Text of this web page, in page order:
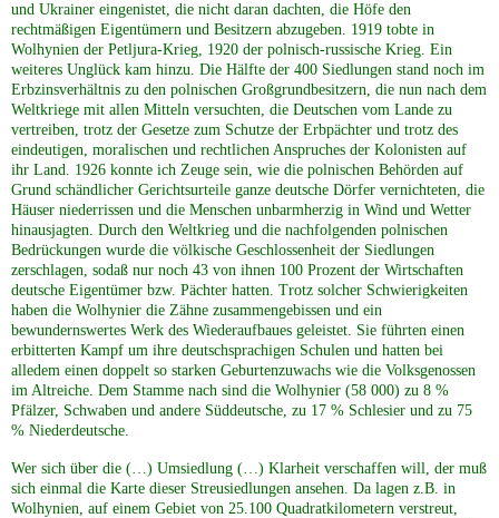
LWW Weichsel Warthe
Heimat GALIZIEN
UKRAINE
CHOLMERLAND
Heimat PFALZ
späte Kriegsfolgen
G&auml;stebuch (3)
Kontakt (4)
und Ukrainer eingenistet, die nicht daran dachten, die Höfe den
rechtmäßigen Eigentümern und Besitzern abzugeben. 1919 tobte in
Wolhynien der Petljura-Krieg, 1920 der polnisch-russische Krieg. Ein
weiteres Unglück kam hinzu. Die Hälfte der 400 Siedlungen stand noch im
Erbzinsverhältnis zu den polnischen Großgrundbesitzern, die nun nach dem
Weltkriege mit allen Mitteln versuchten, die Deutschen vom Lande zu
vertreiben, trotz der Gesetze zum Schutze der Erbpächter und trotz des
eindeutigen, moralischen und rechtlichen Anspruches der Kolonisten auf
ihr Land. 1926 konnte ich Zeuge sein, wie die polnischen Behörden auf
Grund schändlicher Gerichtsurteile ganze deutsche Dörfer vernichteten, die
Häuser niederrissen und die Menschen unbarmherzig in Wind und Wetter
hinausjagten. Durch den Weltkrieg und die nachfolgenden polnischen
Bedrückungen wurde die völkische Geschlossenheit der Siedlungen
zerschlagen, sodaß nur noch 43 von ihnen 100 Prozent der Wirtschaften
deutsche Eigentümer bzw. Pächter hatten. Trotz solcher Schwierigkeiten
haben die Wolhynier die Zähne zusammengebissen und ein
bewundernswertes Werk des Wiederaufbaues geleistet. Sie führten einen
erbitterten Kampf um ihre deutschsprachigen Schulen und hatten bei
alledem einen doppelt so starken Geburtenzuwachs wie die Volksgenossen
im Altreiche. Dem Stamme nach sind die Wolhynier (58 000) zu 8 %
Pfälzer, Schwaben und andere Süddeutsche, zu 17 % Schlesier und zu 75
% Niederdeutsche.
Wer sich über die (…) Umsiedlung (…) Klarheit verschaffen will, der muß
sich einmal die Karte dieser Streusiedlungen ansehen. Da lagen z.B. in
Wolhynien, auf einem Gebiet von 25.100 Quadratkilometern verstreut,